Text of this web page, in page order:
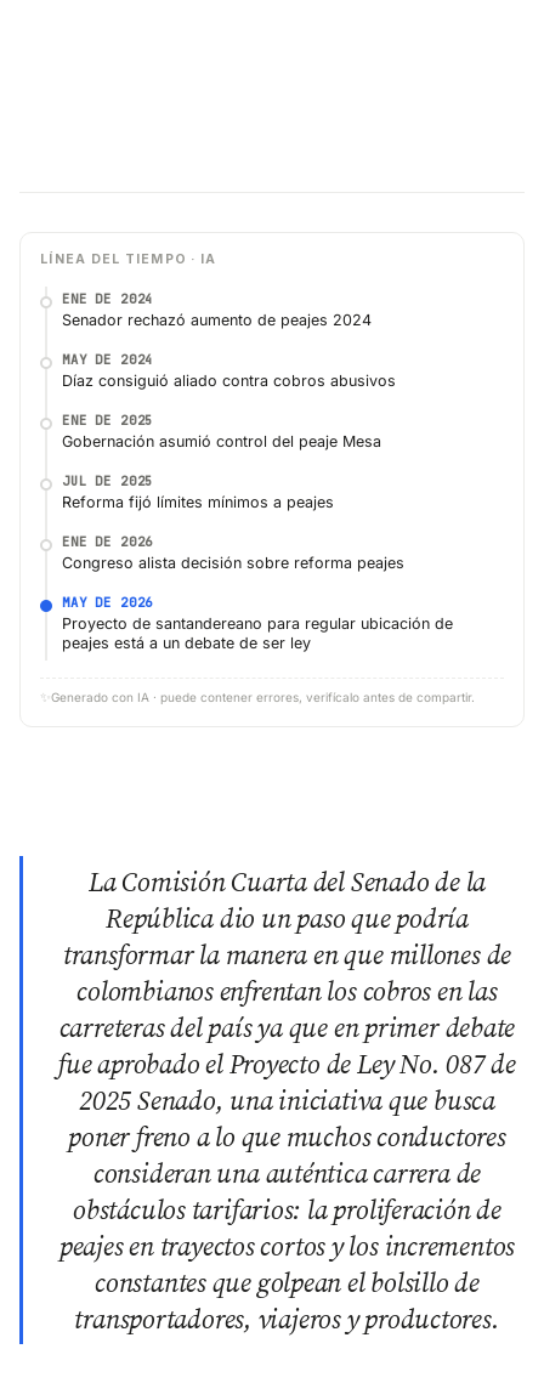
LÍNEA DEL TIEMPO · IA
ENE DE 2024
Senador rechazó aumento de peajes 2024
MAY DE 2024
Díaz consiguió aliado contra cobros abusivos
ENE DE 2025
Gobernación asumió control del peaje Mesa
JUL DE 2025
Reforma fijó límites mínimos a peajes
ENE DE 2026
Congreso alista decisión sobre reforma peajes
MAY DE 2026
Proyecto de santandereano para regular ubicación de
peajes está a un debate de ser ley
✨ Generado con IA · puede contener errores, verifícalo antes de compartir.
La Comisión Cuarta del Senado de la
República dio un paso que podría
transformar la manera en que millones de
colombianos enfrentan los cobros en las
carreteras del país ya que en primer debate
fue aprobado el Proyecto de Ley No. 087 de
2025 Senado, una iniciativa que busca
poner freno a lo que muchos conductores
consideran una auténtica carrera de
obstáculos tarifarios: la proliferación de
peajes en trayectos cortos y los incrementos
constantes que golpean el bolsillo de
transportadores, viajeros y productores.